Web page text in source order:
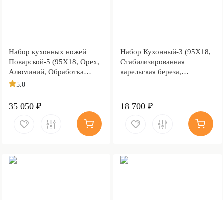
Набор кухонных ножей
Поварской-5 (95Х18, Орех,
Алюминий, Обработка
клинка Stonewash)
5.0
35 050 ₽
Набор Кухонный-3 (95Х18,
Стабилизированная
карельская береза,
18 700 ₽